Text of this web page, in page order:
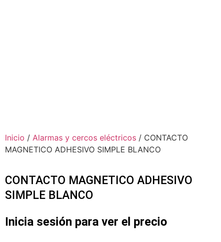
Inicio / Alarmas y cercos eléctricos / CONTACTO
MAGNETICO ADHESIVO SIMPLE BLANCO
CONTACTO MAGNETICO ADHESIVO
SIMPLE BLANCO
Inicia sesión para ver el precio